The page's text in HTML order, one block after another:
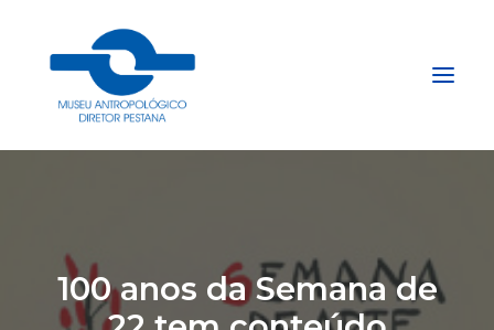
Explore
Acervo
100 anos da Semana de